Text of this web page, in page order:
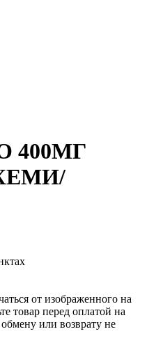
400МГ
от изображенного на
товар перед оплатой на
или возврату не